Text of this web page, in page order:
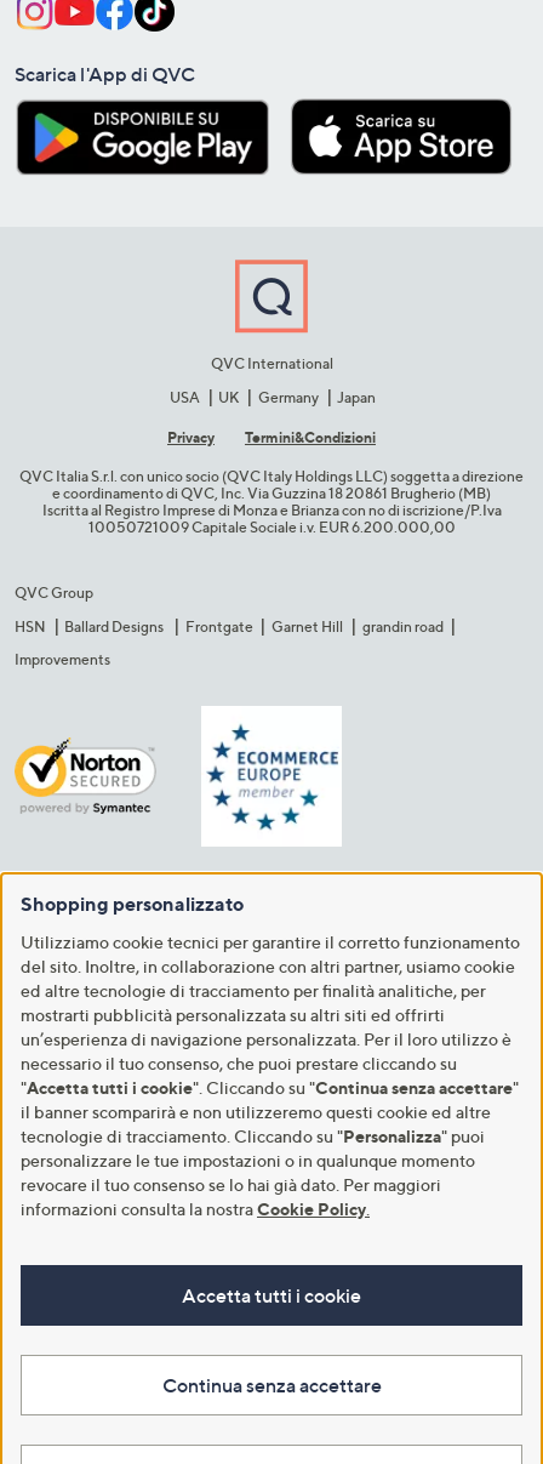
Scarica l'App di QVC
QVC International
USA
UK Germany Japan
Privacy Termini&C​ondizioni
QVC Italia S.r.l. con unico socio (QVC Italy Holdings LLC) soggetta a direzione
e coordinamento di QVC, Inc. Via Guzzina 18 20861 Brugherio (MB)​
Iscritta al Registro Imprese di Monza e Brianza con no di iscrizione/P.Iva
10050721009 Capitale Sociale i.v. EUR 6.200.000,00​
QVC Group
HSN
Ballard Designs Frontgate Garnet Hill
grandin road
Improvements
Shopping personalizzato
Utilizziamo cookie tecnici per garantire il corretto funzionamento
del sito. Inoltre, in collaborazione con altri partner, usiamo cookie
ed altre tecnologie di tracciamento per finalità analitiche, per
mostrarti pubblicità personalizzata su altri siti ed offrirti
un’esperienza di navigazione personalizzata. Per il loro utilizzo è
necessario il tuo consenso, che puoi prestare cliccando su
"Accetta tutti i cookie". Cliccando su "Continua senza accettare"
il banner scomparirà e non utilizzeremo questi cookie ed altre
tecnologie di tracciamento. Cliccando su "Personalizza" puoi
personalizzare le tue impostazioni o in qualunque momento
revocare il tuo consenso se lo hai già dato. Per maggiori
informazioni consulta la nostraCookie Policy
Accetta tutti i cookie
Continua senza accettare